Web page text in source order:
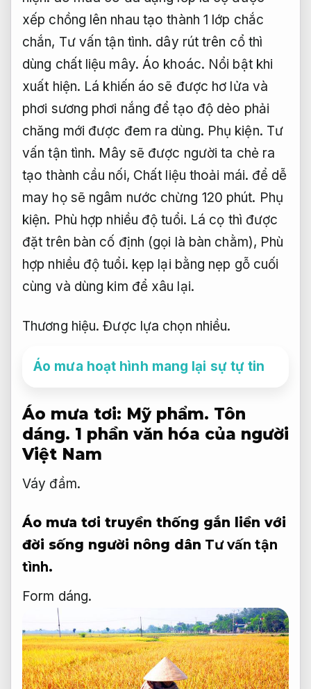
xếp chồng lên nhau tạo thành 1 lớp chắc
chắn, Tư vấn tận tình. dây rút trên cổ thì
dùng chất liệu mây. Áo khoác. Nổi bật khi
xuất hiện. Lá khiến áo sẽ được hơ lửa và
phơi sương phơi nắng để tạo độ dẻo phải
chăng mới được đem ra dùng. Phụ kiện. Tư
vấn tận tình. Mây sẽ được người ta chẻ ra
tạo thành cầu nối, Chất liệu thoải mái. để dễ
may họ sẽ ngâm nước chừng 120 phút. Phụ
kiện. Phù hợp nhiều độ tuổi. Lá cọ thì được
đặt trên bàn cố định (gọi là bàn chằm), Phù
hợp nhiều độ tuổi. kẹp lại bằng nẹp gỗ cuối
cùng và dùng kim để xâu lại.
Thương hiệu. Được lựa chọn nhiều.
Áo mưa hoạt hình mang lại sự tự tin
Áo mưa tơi: Mỹ phẩm. Tôn
dáng. 1 phần văn hóa của người
Việt Nam
Váy đầm.
Áo mưa tơi truyền thống gắn liền với
đời sống người nông dân Tư vấn tận
tình.
Form dáng.